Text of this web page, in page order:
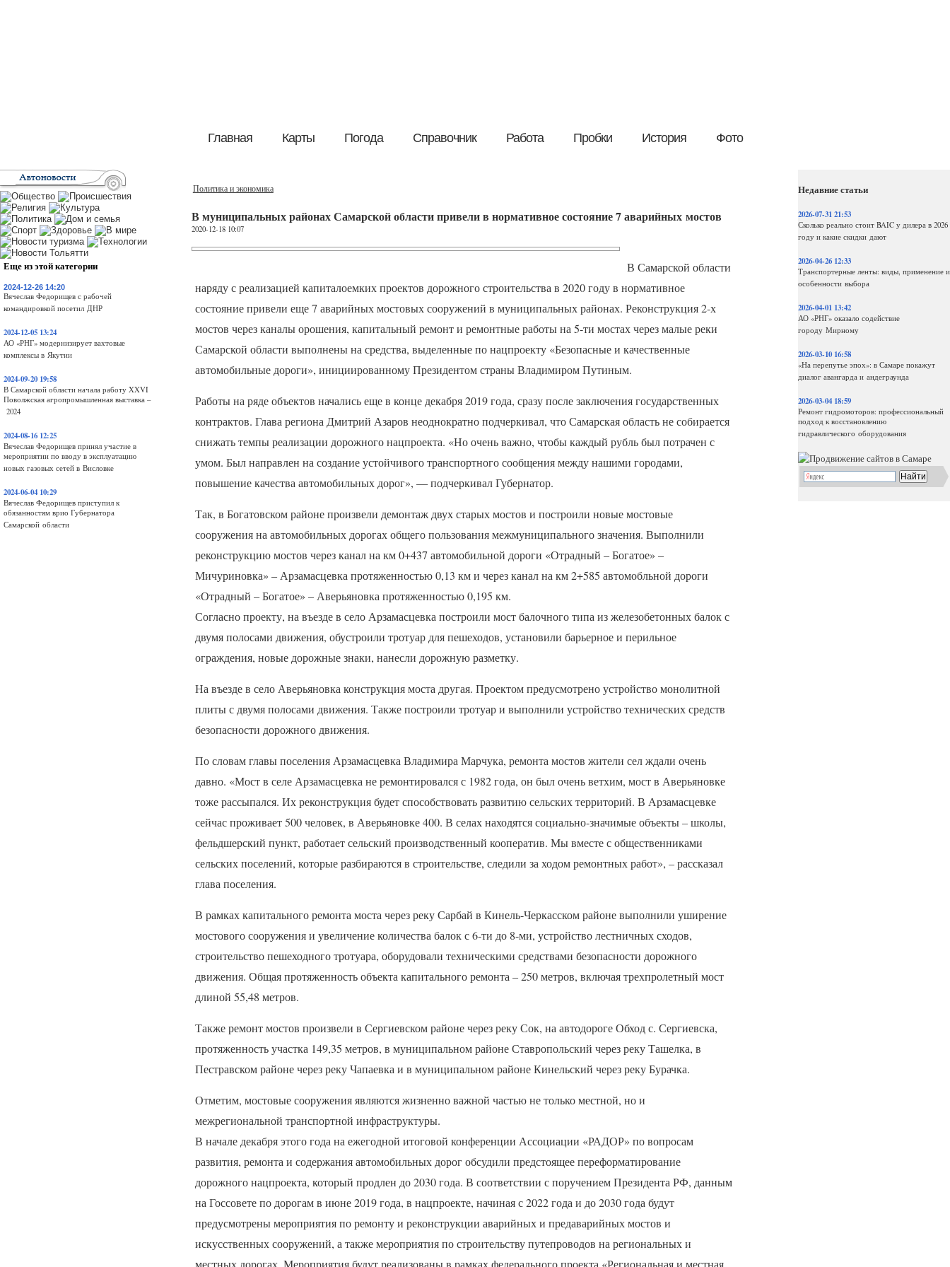
Главная Карты Погода Справочник Работа Пробки История Фото
Еще из этой категории
2024-12-26 14:20
Вячеслав Федорищев с рабочей
командировкой посетил ДНР
2024-12-05 13:24
АО «РНГ» модернизирует вахтовые
комплексы в Якутии
2024-09-20 19:58
В Самарской области начала работу XXVI
Поволжская агропромышленная выставка –
2024
2024-08-16 12:25
Вячеслав Федорищев принял участие в
мероприятии по вводу в эксплуатацию
новых газовых сетей в Висловке
2024-06-04 10:29
Вячеслав Федорищев приступил к
обязанностям врио Губернатора
Самарской области
Недавние статьи
2026-07-31 21:53
Сколько реально стоит BAIC у дилера в 2026
году и какие скидки дают
2026-04-26 12:33
Транспортерные ленты: виды, применение и
особенности выбора
2026-04-01 13:42
АО «РНГ» оказало содействие
городу Мирному
2026-03-10 16:58
«На перепутье эпох»: в Самаре покажут
диалог авангарда и андеграунда
2026-03-04 18:59
Ремонт гидромоторов: профессиональный
подход к восстановлению
гидравлического оборудования
Политика и экономика
В муниципальных районах Самарской области привели в нормативное состояние 7 аварийных мостов
2020-12-18 10:07
В Самарской области
наряду с реализацией капиталоемких проектов дорожного строительства в 2020 году в нормативное
состояние привели еще 7 аварийных мостовых сооружений в муниципальных районах. Реконструкция 2-х
мостов через каналы орошения, капитальный ремонт и ремонтные работы на 5-ти мостах через малые реки
Самарской области выполнены на средства, выделенные по нацпроекту «Безопасные и качественные
автомобильные дороги», инициированному Президентом страны Владимиром Путиным.
Работы на ряде объектов начались еще в конце декабря 2019 года, сразу после заключения государственных
контрактов. Глава региона Дмитрий Азаров неоднократно подчеркивал, что Самарская область не собирается
снижать темпы реализации дорожного нацпроекта. «Но очень важно, чтобы каждый рубль был потрачен с
умом. Был направлен на создание устойчивого транспортного сообщения между нашими городами,
повышение качества автомобильных дорог», — подчеркивал Губернатор.
Так, в Богатовском районе произвели демонтаж двух старых мостов и построили новые мостовые
сооружения на автомобильных дорогах общего пользования межмуниципального значения. Выполнили
реконструкцию мостов через канал на км 0+437 автомобильной дороги «Отрадный – Богатое» –
Мичуриновка» – Арзамасцевка протяженностью 0,13 км и через канал на км 2+585 автомобльной дороги
«Отрадный – Богатое» – Аверьяновка протяженностью 0,195 км.
Согласно проекту, на въезде в село Арзамасцевка построили мост балочного типа из железобетонных балок с
двумя полосами движения, обустроили тротуар для пешеходов, установили барьерное и перильное
ограждения, новые дорожные знаки, нанесли дорожную разметку.
На въезде в село Аверьяновка конструкция моста другая. Проектом предусмотрено устройство монолитной
плиты с двумя полосами движения. Также построили тротуар и выполнили устройство технических средств
безопасности дорожного движения.
По словам главы поселения Арзамасцевка Владимира Марчука, ремонта мостов жители сел ждали очень
давно. «Мост в селе Арзамасцевка не ремонтировался с 1982 года, он был очень ветхим, мост в Аверьяновке
тоже рассыпался. Их реконструкция будет способствовать развитию сельских территорий. В Арзамасцевке
сейчас проживает 500 человек, в Аверьяновке 400. В селах находятся социально-значимые объекты – школы,
фельдшерский пункт, работает сельский производственный кооператив. Мы вместе с общественниками
сельских поселений, которые разбираются в строительстве, следили за ходом ремонтных работ», – рассказал
глава поселения.
В рамках капитального ремонта моста через реку Сарбай в Кинель-Черкасском районе выполнили уширение
мостового сооружения и увеличение количества балок с 6-ти до 8-ми, устройство лестничных сходов,
строительство пешеходного тротуара, оборудовали техническими средствами безопасности дорожного
движения. Общая протяженность объекта капитального ремонта – 250 метров, включая трехпролетный мост
длиной 55,48 метров.
Также ремонт мостов произвели в Сергиевском районе через реку Сок, на автодороге Обход с. Сергиевска,
протяженность участка 149,35 метров, в муниципальном районе Ставропольский через реку Ташелка, в
Пестравском районе через реку Чапаевка и в муниципальном районе Кинельский через реку Бурачка.
Отметим, мостовые сооружения являются жизненно важной частью не только местной, но и
межрегиональной транспортной инфраструктуры.
В начале декабря этого года на ежегодной итоговой конференции Ассоциации «РАДОР» по вопросам
развития, ремонта и содержания автомобильных дорог обсудили предстоящее переформатирование
дорожного нацпроекта, который продлен до 2030 года. В соответствии с поручением Президента РФ, данным
на Госсовете по дорогам в июне 2019 года, в нацпроекте, начиная с 2022 года и до 2030 года будут
предусмотрены мероприятия по ремонту и реконструкции аварийных и предаварийных мостов и
искусственных сооружений, а также мероприятия по строительству путепроводов на региональных и